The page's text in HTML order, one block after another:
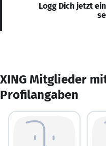
Logg Dich jetzt
XING Mitglieder
Profilangaben